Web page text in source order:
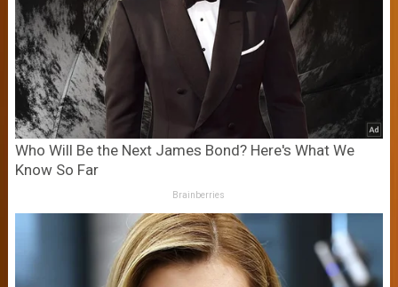
Who Will Be the Next James Bond? Here's What We
Know So Far
Brainberries